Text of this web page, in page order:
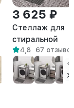
3 625 ₽
Стеллаж для
стиральной
сушильной
машин Шексна
белый/
амаретто
4,8 67